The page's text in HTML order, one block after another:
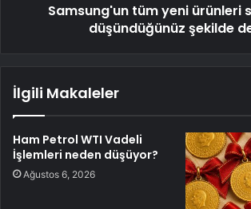
Samsung'un tüm yeni ürünleri
düşündüğünüz şekilde
İlgili Makaleler
Ham Petrol WTI Vadeli
İşlemleri neden düşüyor?
Ağustos 6, 2026